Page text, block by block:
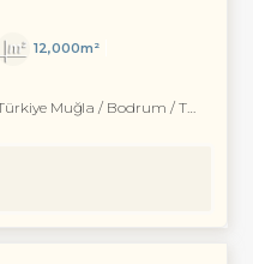
12,000m²
Muğla / Bodrum / Turgutreis